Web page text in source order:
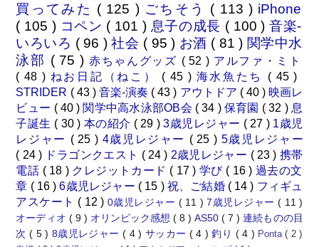
買ってみた ( 125 ) ごちそう ( 113 ) iPhone
( 105 ) コペン ( 101 ) 息子の成長 ( 100 )音楽-
いろいろ ( 96 )社会 ( 95 ) お酒 ( 81 ) 関学中水
泳部 ( 75 ) 赤ちゃんグッズ ( 52 ) アルファ・ミト
( 48 ) ねお日記（ねこ） ( 45 ) 海水魚たち ( 45 )
STRIDER ( 43 ) 音楽-演奏 ( 43 ) アウトドア ( 40 ) 映画レ
ビュー ( 40 ) 関学中高水泳部OB会 ( 34 ) 保育園 ( 32 ) 息
子誕生 ( 30 ) 本の紹介 ( 29 )3歳児レジャー ( 27 ) 1歳児
レジャー ( 25 ) 4歳児レジャー ( 25 ) 5歳児レジャー
( 24 ) ドラゴンクエスト ( 24 ) 2歳児レジャー ( 23 ) 携帯
電話 ( 18 ) クレジットカード ( 17 ) 学び ( 16 ) 過去の文
章 ( 16 )6歳児レジャー ( 15 ) 祝、ご結婚 ( 14 ) フィギュ
アスケート ( 12 ) 0歳児レジャー ( 11 )7歳児レジャー( 11 )
オーディオ ( 9 ) オリンピック感想( 8 )AS50( 7 )連続ものの目
次( 5 ) 8歳児レジャー( 4 ) サッカー ( 4 )釣り ( 4 ) Ponta( 2 )